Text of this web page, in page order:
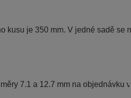
kusu je 350 mm. V jedné sadě se
7.1 a 12.7 mm na objednávku